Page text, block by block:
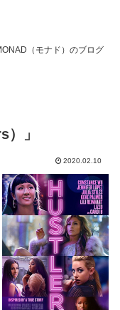
（モナド）のブログ
」
2020.02.10